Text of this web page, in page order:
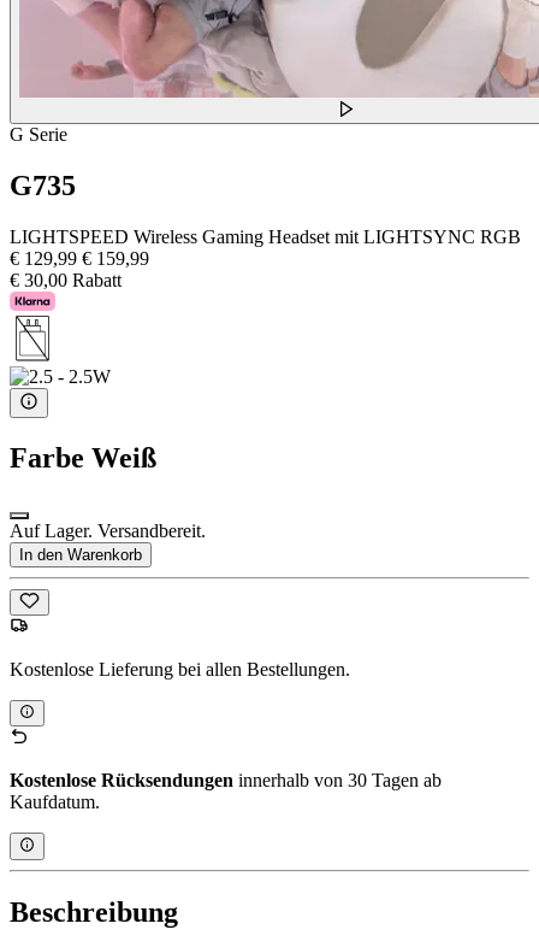
G Serie
G735
LIGHTSPEED Wireless Gaming Headset mit LIGHTSYNC RGB
€ 129,99 € 159,99
€ 30,00 Rabatt
Farbe Weiß
Auf Lager. Versandbereit.
In den Warenkorb
Kostenlose Lieferung bei allen Bestellungen.
Kostenlose Rücksendungen innerhalb von 30 Tagen ab
Kaufdatum.
Beschreibung